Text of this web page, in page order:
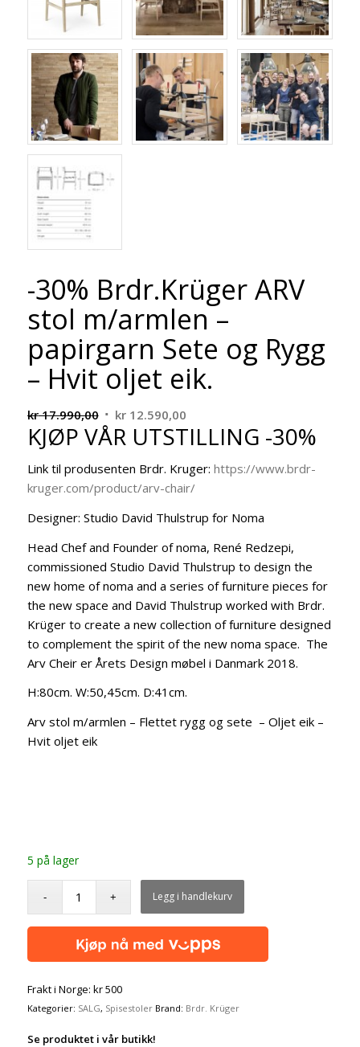
-30% Brdr.Krüger ARV
stol m/armlen –
papirgarn Sete og Rygg
– Hvit oljet eik.
kr17.990,00 Opprinnelig
pris
kr 17.990,00.
kr12.590,00Nåværende
pris
kr 12.590,00.
KJØP VÅR UTSTILLING -30%
Link til produsenten Brdr. Kruger: https://www.brdr-
kruger.com/product/arv-chair/
Designer: Studio David Thulstrup for Noma
Head Chef and Founder of noma, René Redzepi,
commissioned Studio David Thulstrup to design the
new home of noma and a series of furniture pieces for
the new space and David Thulstrup worked with Brdr.
Krüger to create a new collection of furniture designed
to complement the spirit of the new noma space. The
Arv Cheir er Årets Design møbel i Danmark 2018.
H:80cm. W:50,45cm. D:41cm.
Arv stol m/armlen – Flettet rygg og sete – Oljet eik –
Hvit oljet eik
5 på lager
Legg i handlekurv
Frakt i Norge: kr 500
Kategorier: SALG, Spisestoler Brand: Brdr. Krüger
Se produktet i vår butikk!